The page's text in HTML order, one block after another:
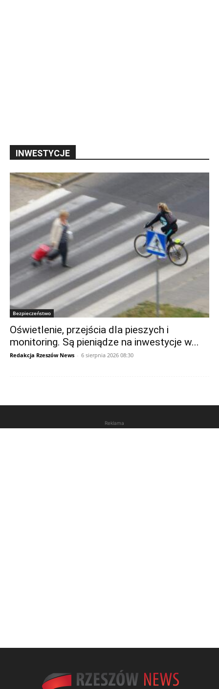
INWESTYCJE
Bezpieczeństwo
Oświetlenie, przejścia dla pieszych i
monitoring. Są pieniądze na inwestycje w...
Redakcja Rzeszów News - 6 sierpnia 2026 08:30
Reklama